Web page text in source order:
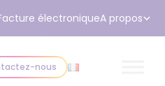
électroniqueA propos
nous